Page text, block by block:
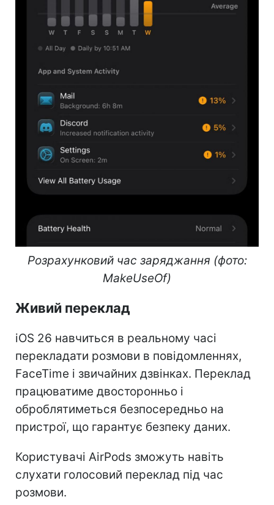
Розрахунковий час заряджання (фото:
MakeUseOf)
Живий переклад
iOS 26 навчиться в реальному часі
перекладати розмови в повідомленнях,
FaceTime і звичайних дзвінках. Переклад
працюватиме двосторонньо і
оброблятиметься безпосередньо на
пристрої, що гарантує безпеку даних.
Користувачі AirPods зможуть навіть
слухати голосовий переклад під час
розмови.